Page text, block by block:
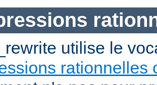
utilise le
rationnelles